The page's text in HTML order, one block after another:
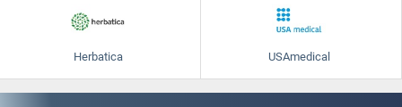
Herbatica USAmedical